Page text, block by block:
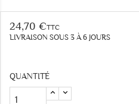
24,70 €TTC
LIVRAISON SOUS 3 À 6 JOURS
QUANTITÉ